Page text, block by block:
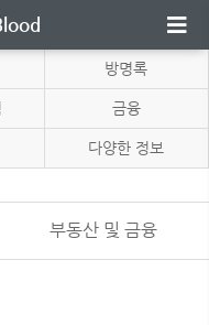
방명록
금융
다양한 정보
부동산 및 금융